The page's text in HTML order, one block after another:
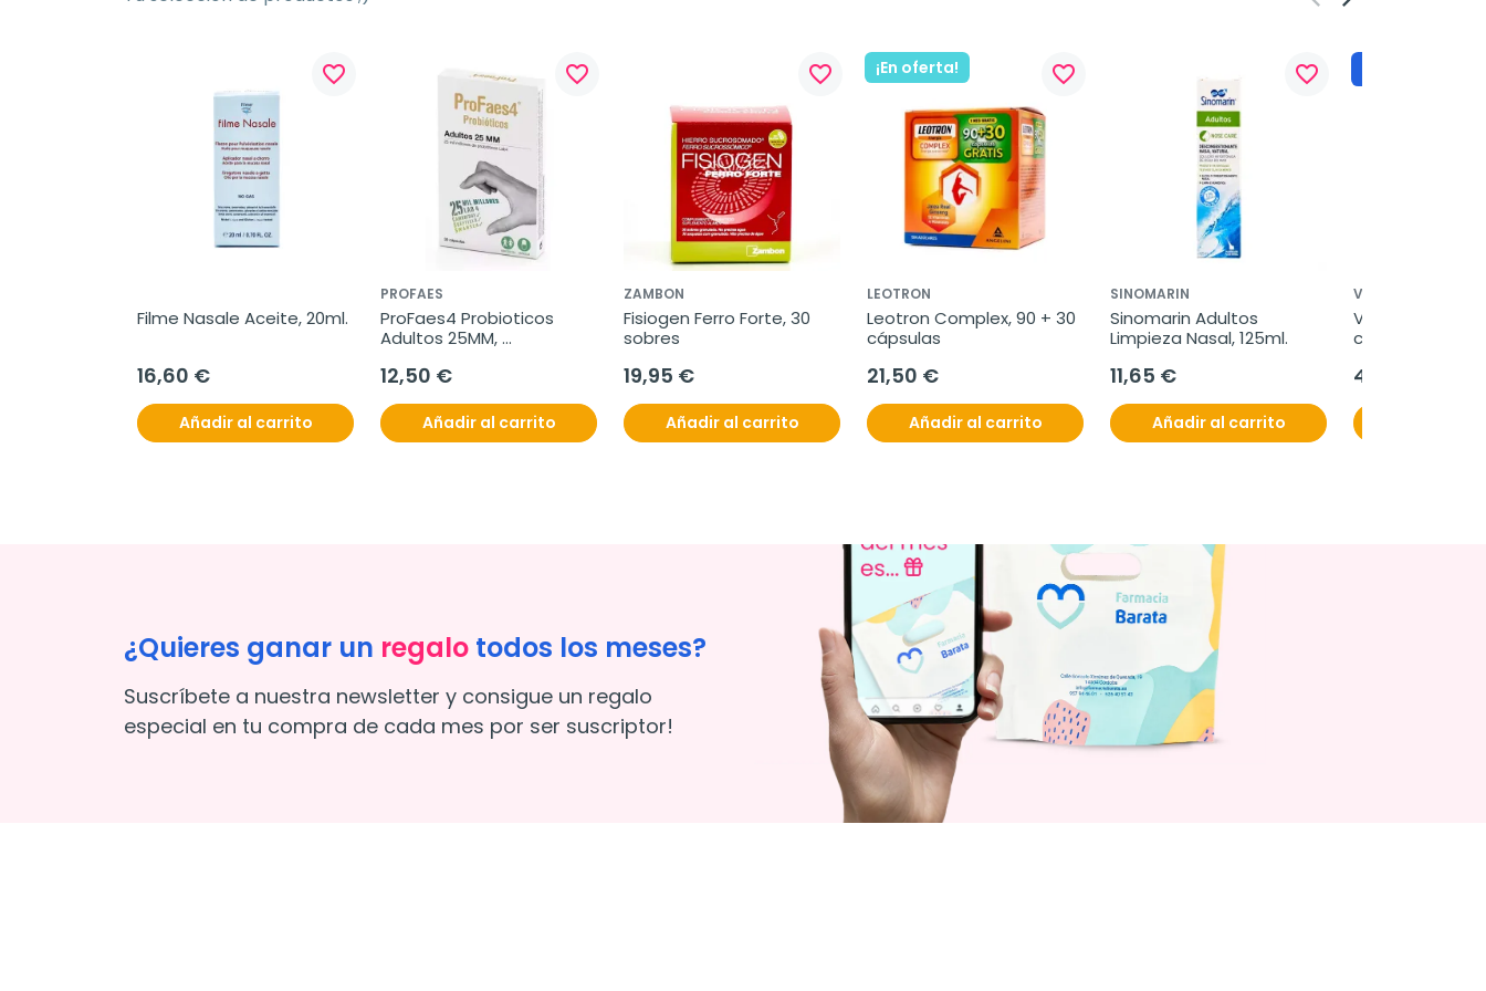
favorite_border
Filme Nasale Aceite, 20ml.
16,60 €
Añadir al carrito
favorite_border
PROFAES
ProFaes4 Probioticos
Adultos 25MM,
12,50 €
Añadir al carrito
favorite_border
ZAMBON
Fisiogen Ferro Forte, 30
sobres
19,95 €
Añadir al carrito
¡En oferta! favorite_border
LEOTRON
Leotron Complex, 90 + 30
cápsulas
21,50 €
Añadir al carrito
favorite_border
SINOMARIN
Sinomarin Adultos
Limpieza Nasal, 125ml.
11,65 €
Añadir al carrito
VITAE
Vitae Oliovita,
cápsulas
47,93 €
¿Quieres ganar un regalo todos los meses?
Suscríbete a nuestra newsletter y consigue un regalo
especial en tu compra de cada mes por ser suscriptor!